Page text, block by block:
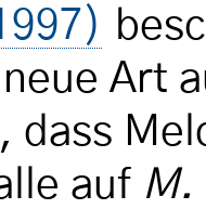
Art
dass
auf M.